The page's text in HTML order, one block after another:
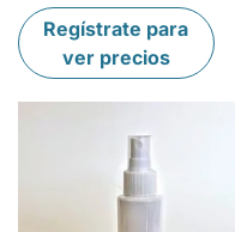
Regístrate para
ver precios